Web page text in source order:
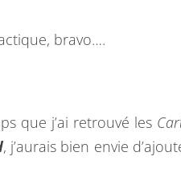
bravo….
que j’ai retrouvé les
, j’aurais bien envie